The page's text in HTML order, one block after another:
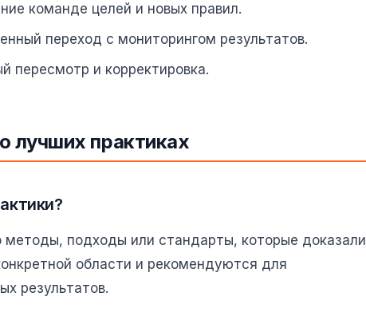
команде целей и новых правил.
переход с мониторингом результатов.
пересмотр и корректировка.
лучших практиках
подходы или стандарты, которые доказали
области и рекомендуются для
результатов.